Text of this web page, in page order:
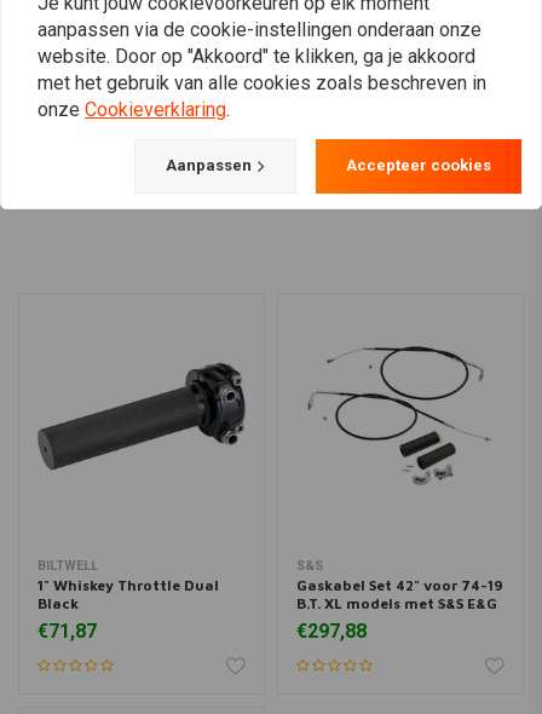
Dyna 91-05; 93-06 Softail,
FLT; 88-06 XL
€10,32
€68,56
View more
BILTWELL
1" Whiskey Throttle Dual
Black
€71,87
S&S
Gaskabel Set 42" voor 74-19
B.T. XL models met S&S E&G
€297,88
aanpassen via de cookie-instellingen onderaan onze
website. Door op "Akkoord" te klikken, ga je akkoord
met het gebruik van alle cookies zoals beschreven in
onze Cookieverklaring.
Aanpassen Accepteer cookies